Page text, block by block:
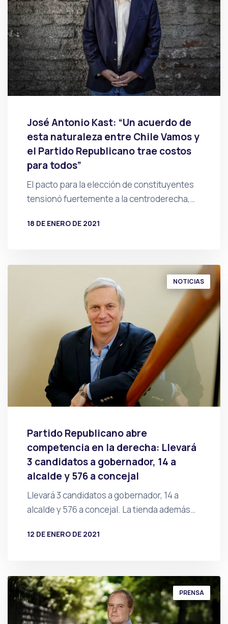
José Antonio Kast: “Un acuerdo de
esta naturaleza entre Chile Vamos y
el Partido Republicano trae costos
para todos”
El pacto para la elección de constituyentes
tensionó fuertemente a la centroderecha,…
18 DE ENERO DE 2021
NOTICIAS
Partido Republicano abre
competencia en la derecha: Llevará
3 candidatos a gobernador, 14 a
alcalde y 576 a concejal
Llevará 3 candidatos a gobernador, 14 a
alcalde y 576 a concejal. La tienda además…
12 DE ENERO DE 2021
PRENSA